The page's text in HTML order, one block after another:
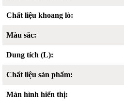
Chất liệu khoang lò:
Màu sắc:
Dung tích (L):
Chất liệu sản phẩm:
Màn hình hiển thị: